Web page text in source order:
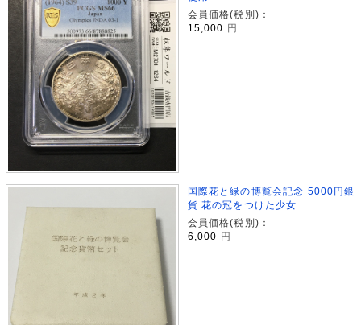
会員価格(税別)：
15,000 円
国際花と緑の博覧会記念 5000円銀
貨 花の冠をつけた少女
会員価格(税別)：
6,000 円